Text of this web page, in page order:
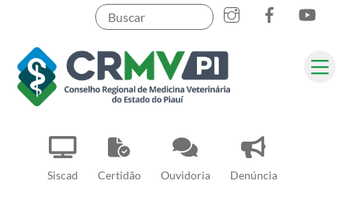
content
Siscad Certidão Ouvidoria Denúncia
InstagramFacebook
Pesquisar